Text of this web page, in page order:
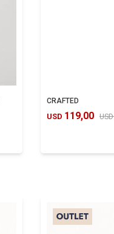
CRAFTED
USD 119,00 USD